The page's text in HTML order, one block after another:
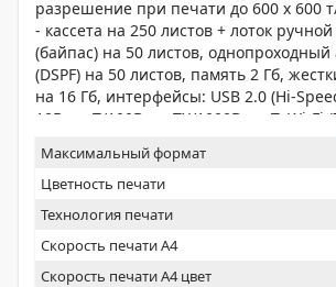
разрешение при печати до 600 x 600
- кассета на 250 листов + лоток
(байпас) на 50 листов, однопроходный
(DSPF) на 50 листов, память 2 Гб,
на 16 Гб, интерфейсы: USB 2.0 (Hi-
10Base-T/100Base-TX/1000Base-T, Wi-Fi
a/b/g/n/ac), дуплекс, стартовые
тонер-картриджа разных цветов на 1
каждый при 5% заполнении листа), блок
формирования изображения. Для
комплектации МФУ приобретение
оборудования или расходных
требуется.
Максимальный формат
Цветность печати
Технология печати
Скорость печати А4
Скорость печати А4 цвет